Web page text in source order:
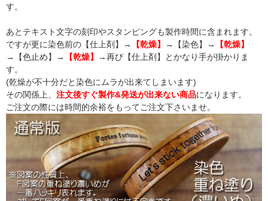
す。
あとテキスト文字の刻印やスタンピングも製作時間に含まれます。
ですが更に染色前の【仕上剤】→
【乾燥】 →【染色】→
【乾燥】
→【色止め】→
【乾燥】
→再び【仕上剤】とかなり手が掛かりま
す。
(乾燥が不十分だと染色にムラが出来てしまいます)
その関係上、 注文後すぐ製作&発送が出来ない商品になります。
ご注文の際には時間的余裕をもってご注文下さいませ。